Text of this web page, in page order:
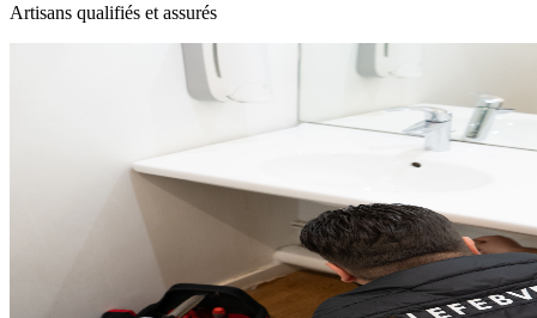
Artisans qualifiés et assurés